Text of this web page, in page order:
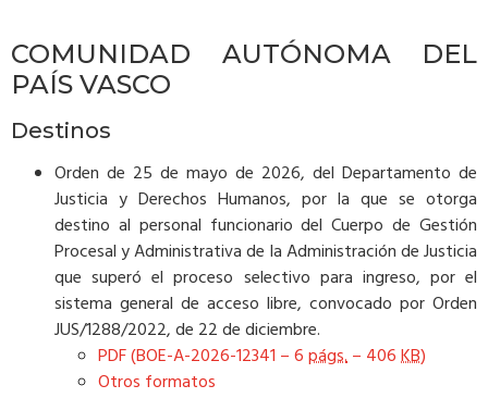
COMUNIDAD AUTÓNOMA DEL
PAÍS VASCO
Destinos
Orden de 25 de mayo de 2026, del Departamento de
Justicia y Derechos Humanos, por la que se otorga
destino al personal funcionario del Cuerpo de Gestión
Procesal y Administrativa de la Administración de Justicia
que superó el proceso selectivo para ingreso, por el
sistema general de acceso libre, convocado por Orden
JUS/1288/2022, de 22 de diciembre.
PDF (BOE-A-2026-12341 – 6págs.– 406KB)
Otros formatos